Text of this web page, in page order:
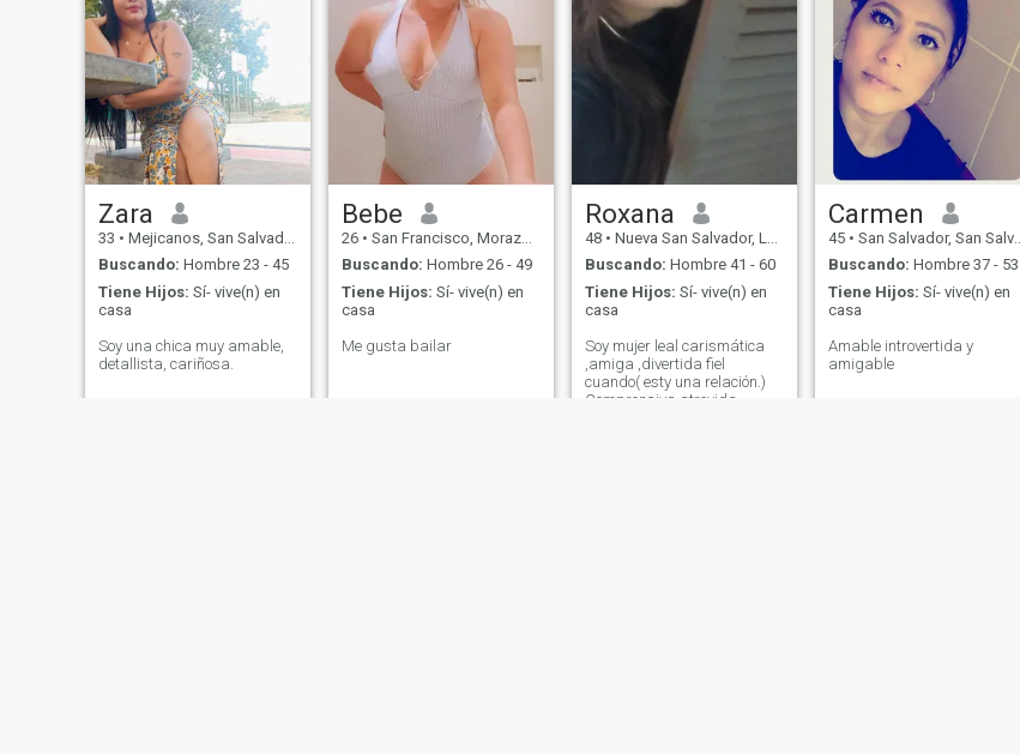
Zara
33 • Mejicanos, San Salvador, El Salvador
Buscando: Hombre 23 - 45
Tiene Hijos: Sí- vive(n) en
casa
Soy una chica muy amable,
detallista, cariñosa.
Bebe
26 • San Francisco, Morazán, El Salvador
Buscando: Hombre 26 - 49
Tiene Hijos: Sí- vive(n) en
casa
Me gusta bailar
Roxana
48 • Nueva San Salvador, La Libertad, El Salvador
Buscando: Hombre 41 - 60
Tiene Hijos: Sí- vive(n) en
casa
Soy mujer leal carismática
,amiga ,divertida fiel
cuando( esty una relación.)
Comprensiva atrevida
Carmen
45 • San Salvador, San Salvador, El Salvador
Buscando: Hombre 37 - 53
Tiene Hijos: Sí- vive(n) en
casa
Amable introvertida y
amigable